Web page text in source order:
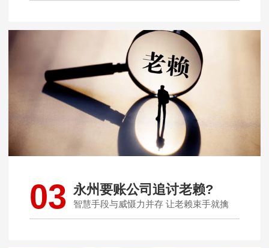
03 永州要账公司追讨老赖?
智慧手段与威慑力并存 让老赖束手就擒